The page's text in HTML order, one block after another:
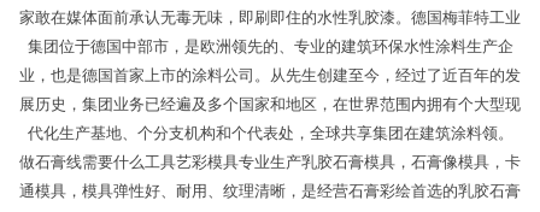
家敢在媒体面前承认无毒无味，即刷即住的水性乳胶漆。德国梅菲特工业
集团位于德国中部市，是欧洲领先的、专业的建筑环保水性涂料生产企
业，也是德国首家上市的涂料公司。从先生创建至今，经过了近百年的发
展历史，集团业务已经遍及多个国家和地区，在世界范围内拥有个大型现
代化生产基地、个分支机构和个代表处，全球共享集团在建筑涂料领。
做石膏线需要什么工具艺彩模具专业生产乳胶石膏模具，石膏像模具，卡
通模具，模具弹性好、耐用、纹理清晰，是经营石膏彩绘首选的乳胶石膏